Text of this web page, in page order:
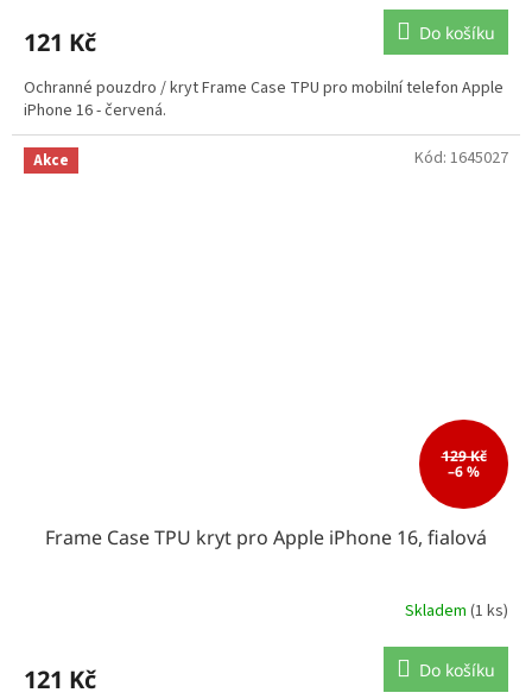
121 Kč Do košíku
Ochranné pouzdro / kryt Frame Case TPU pro mobilní telefon Apple
iPhone 16 - červená.
Akce
129 Kč
–6 %
Frame Case TPU kryt pro Apple iPhone 16, fialová
Skladem (1 ks)
121 Kč Do košíku
Kód: 1645027